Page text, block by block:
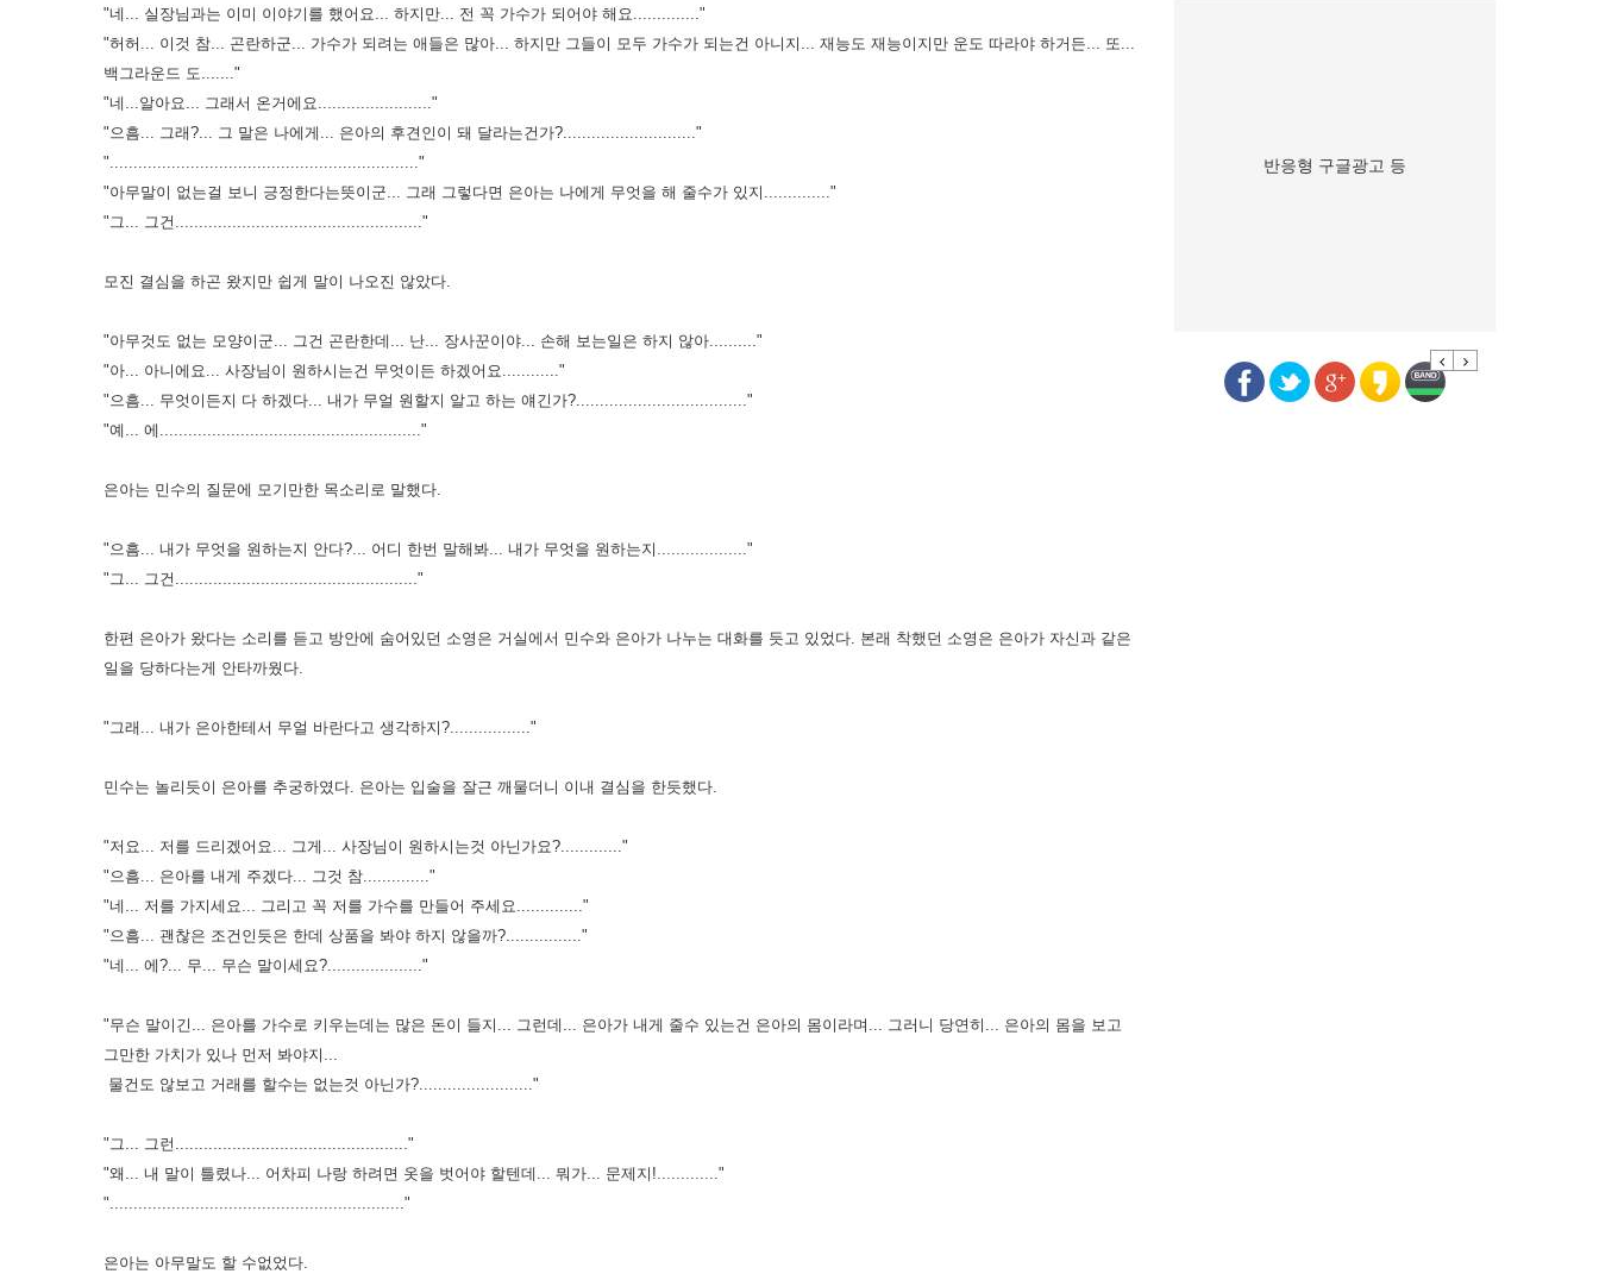
"네... 실장님과는 이미 이야기를 했어요... 하지만... 전 꼭 가수가 되어야 해요.............."
"허허... 이것 참... 곤란하군... 가수가 되려는 애들은 많아... 하지만 그들이 모두 가수가 되는건 아니지... 재능도 재능이지만 운도 따라야 하거든... 또...
백그라운드 도......."
"네...알아요... 그래서 온거에요........................"
"으흠... 그래?... 그 말은 나에게... 은아의 후견인이 돼 달라는건가?............................"
"................................................................."
"아무말이 없는걸 보니 긍정한다는뜻이군... 그래 그렇다면 은아는 나에게 무엇을 해 줄수가 있지.............."
"그... 그건...................................................."
모진 결심을 하곤 왔지만 쉽게 말이 나오진 않았다.
"아무것도 없는 모양이군... 그건 곤란한데... 난... 장사꾼이야... 손해 보는일은 하지 않아.........."
"아... 아니에요... 사장님이 원하시는건 무엇이든 하겠어요............"
"으흠... 무엇이든지 다 하겠다... 내가 무얼 원할지 알고 하는 얘긴가?...................................."
"예... 에......................................................."
은아는 민수의 질문에 모기만한 목소리로 말했다.
"으흠... 내가 무엇을 원하는지 안다?... 어디 한번 말해봐... 내가 무엇을 원하는지..................."
"그... 그건..................................................."
한편 은아가 왔다는 소리를 듣고 방안에 숨어있던 소영은 거실에서 민수와 은아가 나누는 대화를 듯고 있었다. 본래 착했던 소영은 은아가 자신과 같은
일을 당하다는게 안타까웠다.
"그래... 내가 은아한테서 무얼 바란다고 생각하지?................."
민수는 놀리듯이 은아를 추궁하였다. 은아는 입술을 잘근 깨물더니 이내 결심을 한듯했다.
"저요... 저를 드리겠어요... 그게... 사장님이 원하시는것 아닌가요?............."
"으흠... 은아를 내게 주겠다... 그것 참.............."
"네... 저를 가지세요... 그리고 꼭 저를 가수를 만들어 주세요.............."
"으흠... 괜찮은 조건인듯은 한데 상품을 봐야 하지 않을까?................"
"네... 에?... 무... 무슨 말이세요?...................."
"무슨 말이긴... 은아를 가수로 키우는데는 많은 돈이 들지... 그런데... 은아가 내게 줄수 있는건 은아의 몸이라며... 그러니 당연히... 은아의 몸을 보고
그만한 가치가 있나 먼저 봐야지...
물건도 않보고 거래를 할수는 없는것 아닌가?........................"
"그... 그런................................................."
"왜... 내 말이 틀렸나... 어차피 나랑 하려면 옷을 벗어야 할텐데... 뭐가... 문제지!............."
".............................................................."
은아는 아무말도 할 수없었다.
반응형 구글광고 등
Previous
Next